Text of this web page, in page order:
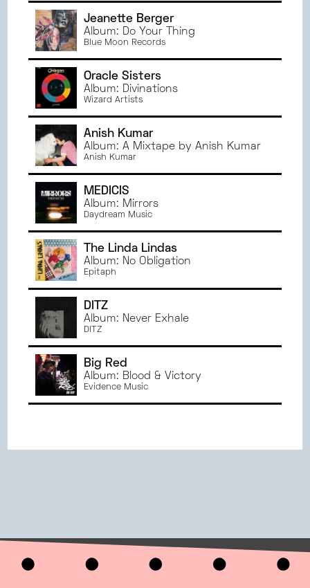
Jeanette Berger
Album: Do Your Thing
Blue Moon Records
Oracle Sisters
Album: Divinations
Wizard Artists
Anish Kumar
Album: A Mixtape by Anish Kumar
Anish Kumar
MEDICIS
Album: Mirrors
Daydream Music
The Linda Lindas
Album: No Obligation
Epitaph
DITZ
Album: Never Exhale
DITZ
Big Red
Album: Blood & Victory
Evidence Music